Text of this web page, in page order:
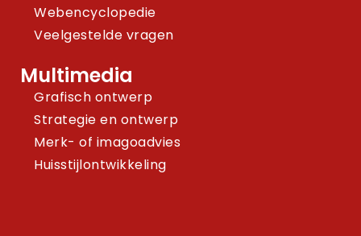
Webencyclopedie
Veelgestelde vragen
Multimedia
Grafisch ontwerp
Strategie en ontwerp
Merk- of imagoadvies
Huisstijlontwikkeling